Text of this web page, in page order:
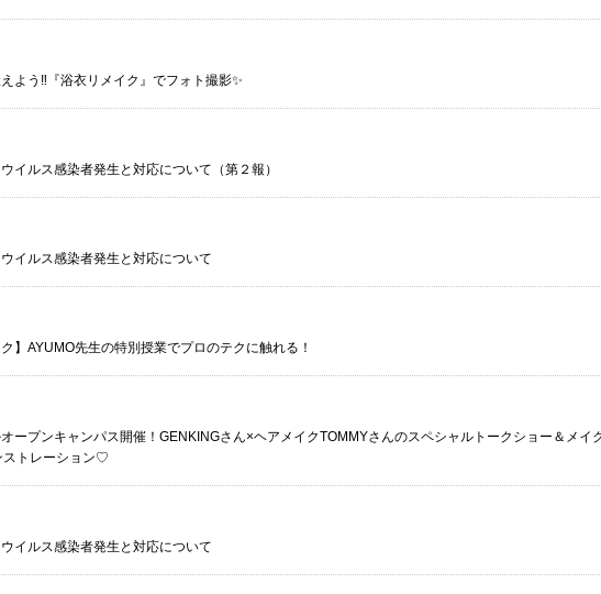
よう‼『浴衣リメイク』でフォト撮影✨
イルス感染者発生と対応について（第２報）
イルス感染者発生と対応について
ク】AYUMO先生の特別授業でプロのテクに触れる！
ープンキャンパス開催！GENKINGさん×ヘアメイクTOMMYさんのスペシャルトークショー＆メイ
ストレーション♡
イルス感染者発生と対応について